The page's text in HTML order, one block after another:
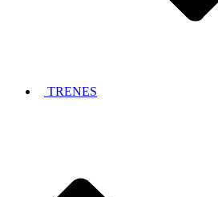
TRENES